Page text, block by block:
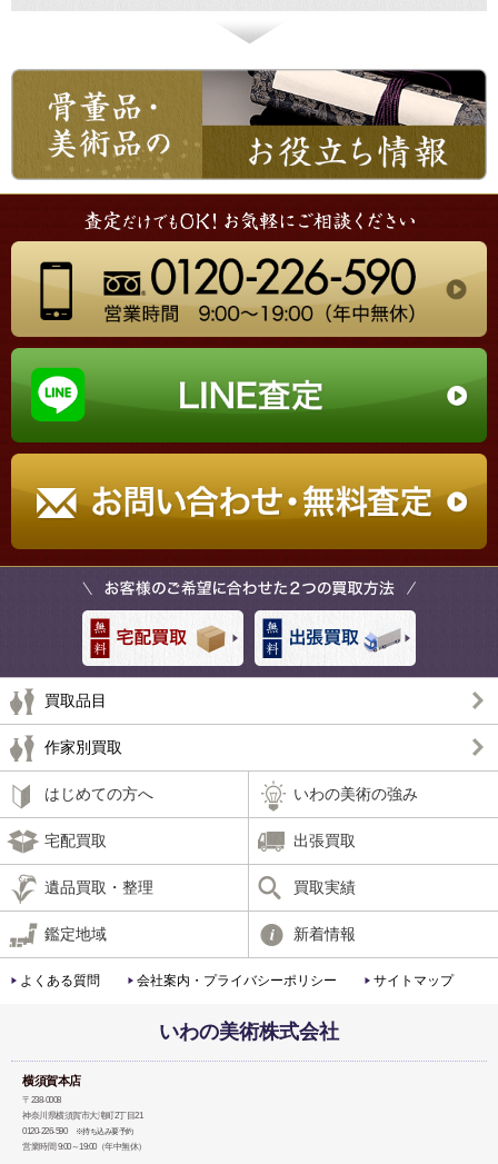
買取品目
作家別買取
はじめての方へ いわの美術の強み
宅配買取 出張買取
遺品買取・整理 買取実績
鑑定地域 新着情報
よくある質問 会社案内・プライバシーポリシー サイトマップ
いわの美術株式会社
横須賀本店
〒238-0008
神奈川県横須賀市大滝町2丁目21
0120-226-590
※持ち込み要予約
営業時間 9:00～19:00（年中無休）